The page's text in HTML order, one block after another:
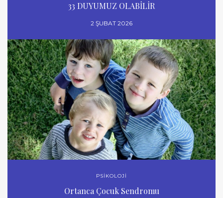
33 DUYUMUZ OLABİLİR
2 ŞUBAT 2026
PSİKOLOJİ
Ortanca Çocuk Sendromu